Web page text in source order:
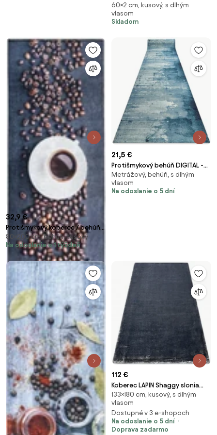
2cm
60×2 cm, kusový, s dlhým
vlasom
Skladom
32,9 €
Protišmykový koberec / behúň
3338 KITCHEN sivý / hnedý
80×200 cm, behúň, kusový
Na odoslanie o 1 týždeň
21,5 €
Protišmykový behúň DIGITAL -
CONCRETE Betón, modrý
Metrážový, behúň, s dlhým
vlasom
Na odoslanie o 5 dní
112 €
Koberec LAPIN Shaggy slonia
kosť/čierny protišmykový
133×180 cm, kusový, s dlhým
vlasom
Dostupné v 3 e-shopoch
Na odoslanie o 5 dní
Doprava zadarmo